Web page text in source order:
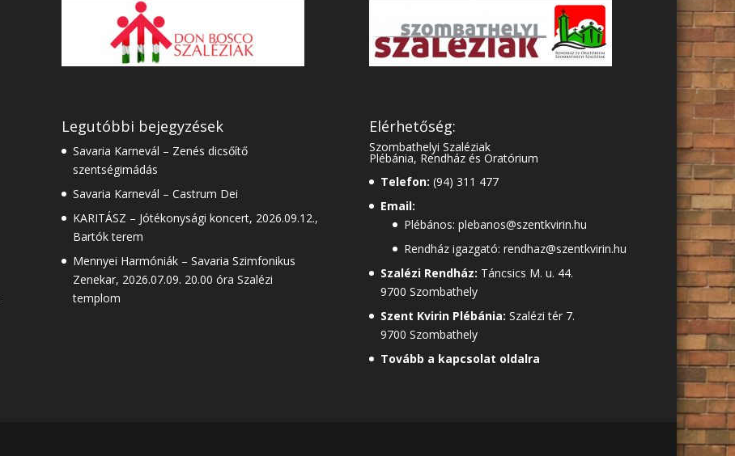
Legutóbbi bejegyzések
Savaria Karnevál – Zenés dicsőítő
szentségimádás
Savaria Karnevál – Castrum Dei
KARITÁSZ – Jótékonysági koncert, 2026.09.12.,
Bartók terem
Mennyei Harmóniák – Savaria Szimfonikus
Zenekar, 2026.07.09. 20.00 óra Szalézi
templom
Elérhetőség:
Szombathelyi Szaléziak
Plébánia, Rendház és Oratórium
Telefon: (94) 311 477
Email:
Plébános: plebanos@szentkvirin.hu
Rendház igazgató: rendhaz@szentkvirin.hu
Szalézi Rendház: Táncsics M. u. 44.
9700 Szombathely
Szent Kvirin Plébánia: Szalézi tér 7.
9700 Szombathely
Tovább a kapcsolat oldalra